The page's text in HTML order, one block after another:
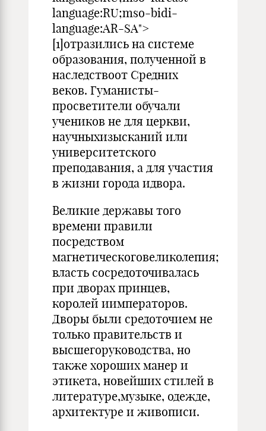
language:RU;mso-bidi-
language:AR-SA">
[1]отразились на системе
образования, полученной в
наследствоот Средних
веков. Гуманисты-
просветители обучали
учеников не для церкви,
научныхизысканий или
университетского
преподавания, а для участия
в жизни города идвора.
Великие державы того
времени правили
посредством
магнетическоговеликолепия;
власть сосредоточивалась
при дворах принцев,
королей иимператоров.
Дворы были средоточием не
только правительств и
высшегоруководства, но
также хороших манер и
этикета, новейших стилей в
литературе,музыке, одежде,
архитектуре и живописи.